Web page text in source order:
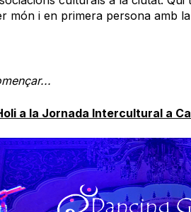
món i en primera persona amb
a la Jornada Intercultural a